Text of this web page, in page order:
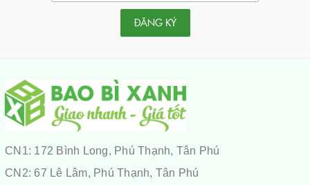
ĐĂNG KÝ
CN1: 172 Bình Long, Phú Thạnh, Tân Phú
CN2: 67 Lê Lâm, Phú Thạnh, Tân Phú